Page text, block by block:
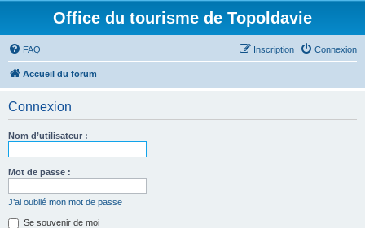
Office du tourisme de Topoldavie
FAQ Connexion
Inscription
Accueil du forum
Connexion
Nom d’utilisateur :
Mot de passe :
J’ai oublié mon mot de passe
Se souvenir de moi